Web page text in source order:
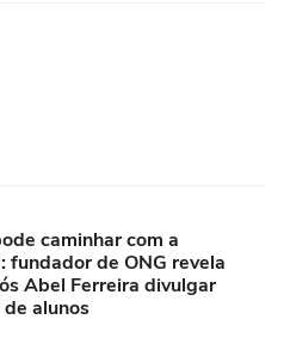
caminhar com a
fundador de ONG revela
Abel Ferreira divulgar
alunos